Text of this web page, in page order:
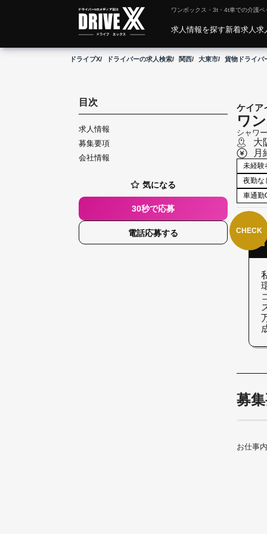
ワンボックス・3t・4t車での介護
求人情報を探す新着求人求
ドライブX ドライバーの求人検索 関西 大東市 貨物ドライバ
目次
求人情報
募集要項
会社情報
気になる
30秒で応募
電話応募する
ケイア
ワ
シャワ
大
月
こ
だ
わ
り
未経験
夜勤な
車通勤
CHECK
募
お仕事